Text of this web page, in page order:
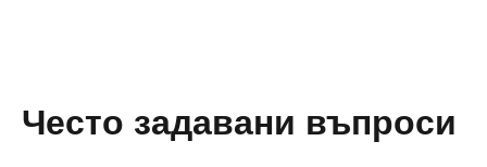
Често задавани въпроси